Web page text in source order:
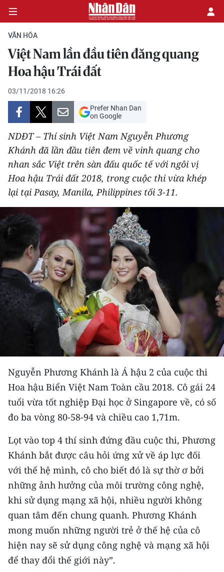
CHÍNH TRỊ
KINH TẾ
VĂN HÓA
XÃ HỘI
PHÁP LUẬT
DU LỊCH
THẾ GIỚI
THỂ THAO
GIÁO DỤC
KHOA HỌC - CÔNG NGHỆ
MÔI TRƯỜNG
BẠN ĐỌC
KIỂM CHỨNG THÔNG TIN
TRI THỨC CHUYÊN SÂU
CHƯƠNG TRÌNH OCOP - MỖI XÃ
MỘT SẢN PHẨM
RADIO
MEDIA CENTER
E-Magazine
Video
VĂN HÓA
Việt Nam lần đầu tiên đăng quang
Hoa hậu Trái đất
03/11/2018 16:26
Prefer Nhan Dan
on Google
NDĐT – Thí sinh Việt Nam Nguyễn Phương
Khánh đã lần đầu tiên đem về vinh quang cho
nhan sắc Việt trên sàn đấu quốc tế với ngôi vị
Hoa hậu Trái đất 2018, trong cuộc thi vừa khép
lại tại Pasay, Manila, Philippines tối 3-11.
Nguyễn Phương Khánh là Á hậu 2 của cuộc thi
Hoa hậu Biển Việt Nam Toàn cầu 2018. Cô gái 24
tuổi vừa tốt nghiệp Đại học ở Singapore về, có số
đo ba vòng 80-58-94 và chiều cao 1,71m.
Lọt vào top 4 thí sinh đứng đầu cuộc thi, Phương
Khánh bắt được câu hỏi ứng xử về áp lực đối
với thế hệ mình, cô cho biết đó là sự thờ ơ bởi
những ảnh hưởng của môi trường công nghệ,
khi sử dụng mạng xã hội, nhiều người không
quan tâm đến chung quanh. Phương Khánh
mong muốn những người trẻ ở thế hệ của cô
hiện nay sẽ sử dụng công nghệ và mạng xã hội
để thay đổi thế giới này”.